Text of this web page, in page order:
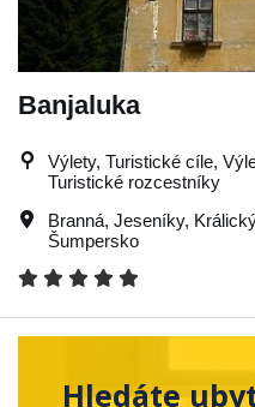
Banjaluka
Výlety, Turistické cíle,
Turistické rozcestníky
Branná, Jeseníky,
Šumpersko
Hledáte